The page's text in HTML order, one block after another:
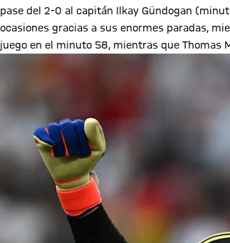
pase del 2-0 al capitán Ilkay Gündogan
ocasiones gracias a sus enormes paradas,
juego en el minuto 58, mientras que Thomas